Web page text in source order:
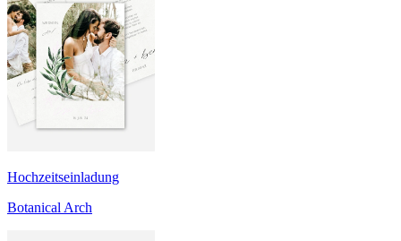
Hochzeitseinladung
Botanical Arch